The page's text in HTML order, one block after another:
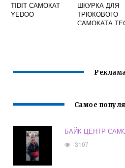
TIDIT САМОКАТ
YEDOO
ШКУРКА ДЛЯ
ТРЮКОВОГО
САМОКАТА
Самое
БАЙК ЦЕНТР
3107